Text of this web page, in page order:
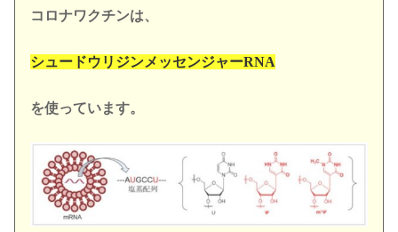
コロナワクチンは、
シュードウリジンメッセンジャーRNA
を使っています。